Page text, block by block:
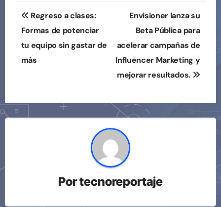
Navegación
de
entradas
Regreso a clases:
Formas de potenciar
tu equipo sin gastar de
más
Envisioner lanza su
Beta Pública para
acelerar campañas de
Influencer Marketing y
mejorar resultados.
Portecnoreportaje